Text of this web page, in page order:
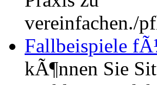
vereinfachen./
Fallbeispiele
kÃ¶nnen Sie